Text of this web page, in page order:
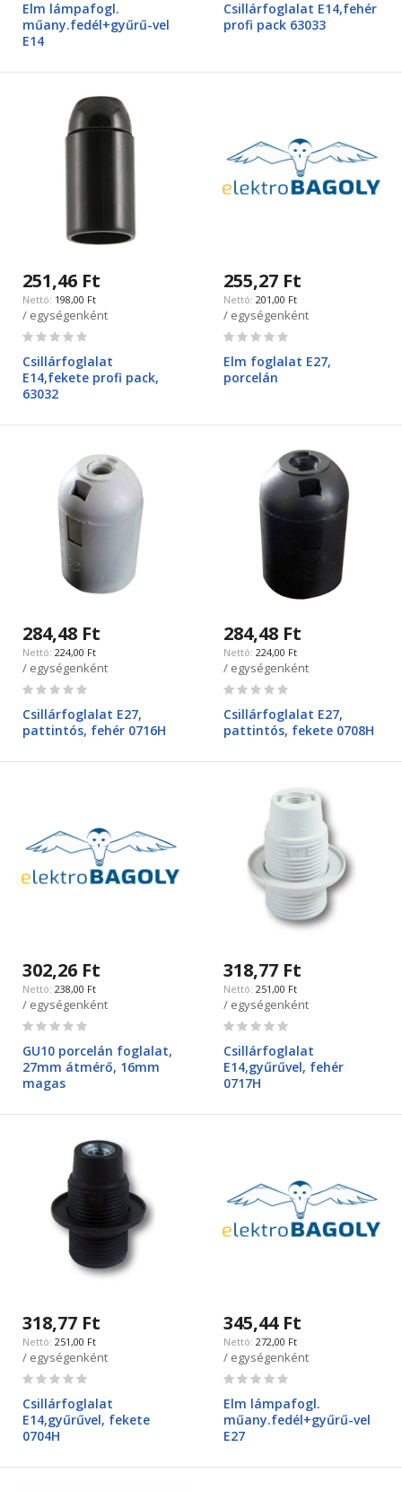
Elm lámpafogl.
műany.fedél+gyűrű-vel
E14
Csillárfoglalat E14,fehér
profi pack 63033
251,46 Ft
198,00 Ft
/ egységenként
Rating:
Csillárfoglalat
E14,fekete profi pack,
63032
255,27 Ft
201,00 Ft
/ egységenként
Rating:
Elm foglalat E27,
porcelán
284,48 Ft
224,00 Ft
/ egységenként
Rating:
Csillárfoglalat E27,
pattintós, fehér 0716H
284,48 Ft
224,00 Ft
/ egységenként
Rating:
Csillárfoglalat E27,
pattintós, fekete 0708H
302,26 Ft
238,00 Ft
/ egységenként
Rating:
GU10 porcelán foglalat,
27mm átmérő, 16mm
magas
318,77 Ft
251,00 Ft
/ egységenként
Rating:
Csillárfoglalat
E14,gyűrűvel, fehér
0717H
318,77 Ft
251,00 Ft
/ egységenként
Rating:
Csillárfoglalat
E14,gyűrűvel, fekete
0704H
345,44 Ft
272,00 Ft
/ egységenként
Rating:
Elm lámpafogl.
műany.fedél+gyűrű-vel
E27